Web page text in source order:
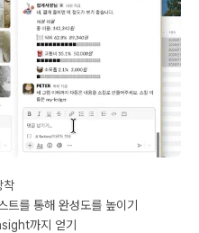
착
트를 통해 완성도를 높이기
까지 얻기